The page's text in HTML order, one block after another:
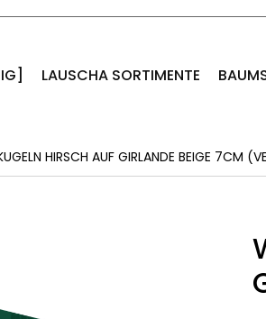
LAUSCHA SORTIMENTE
HIRSCH AUF GIRLANDE BEIGE 7CM